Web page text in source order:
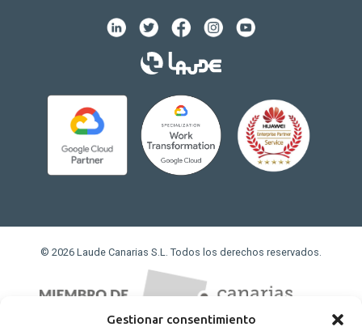
Gestionar consentimiento
© 2026 Laude Canarias S.L. Todos los derechos reservados.